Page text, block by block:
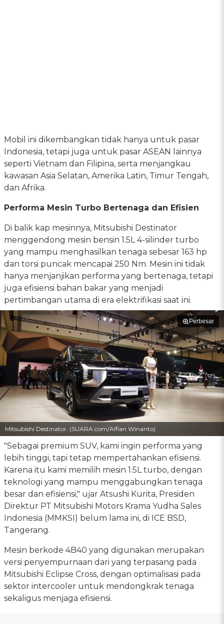
Mobil ini dikembangkan tidak hanya untuk pasar
Indonesia, tetapi juga untuk pasar ASEAN lainnya
seperti Vietnam dan Filipina, serta menjangkau
kawasan Asia Selatan, Amerika Latin, Timur Tengah,
dan Afrika.
Performa Mesin Turbo Bertenaga dan Efisien
Di balik kap mesinnya, Mitsubishi Destinator
menggendong mesin bensin 1.5L 4-silinder turbo
yang mampu menghasilkan tenaga sebesar 163 hp
dan torsi puncak mencapai 250 Nm. Mesin ini tidak
hanya menjanjikan performa yang bertenaga, tetapi
juga efisiensi bahan bakar yang menjadi
pertimbangan utama di era elektrifikasi saat ini.
Perbesar
Mitsubishi Destinator. (SUARA.com/Alfian Winanto)
"Sebagai premium SUV, kami ingin performa yang
lebih tinggi, tapi tetap mempertahankan efisiensi.
Karena itu kami memilih mesin 1.5L turbo, dengan
teknologi yang mampu menggabungkan tenaga
besar dan efisiensi," ujar Atsushi Kurita, Presiden
Direktur PT Mitsubishi Motors Krama Yudha Sales
Indonesia (MMKSI) belum lama ini, di ICE BSD,
Tangerang.
Mesin berkode 4B40 yang digunakan merupakan
versi penyempurnaan dari yang terpasang pada
Mitsubishi Eclipse Cross, dengan optimalisasi pada
sektor intercooler untuk mendongkrak tenaga
sekaligus menjaga efisiensi.